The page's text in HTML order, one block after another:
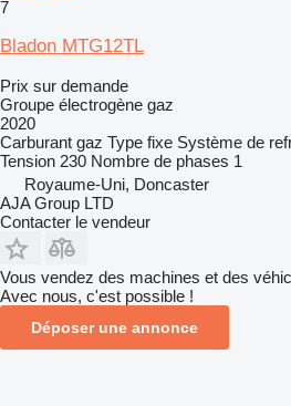
7
Bladon MTG12TL
Prix sur demande
Groupe électrogène gaz
2020
Carburant gaz Type fixe Système de
Tension 230 Nombre de phases 1
Royaume-Uni, Doncaster
AJA Group LTD
Contacter le vendeur
Vous vendez des machines et des
Avec nous, c'est possible !
Déposer une annonce